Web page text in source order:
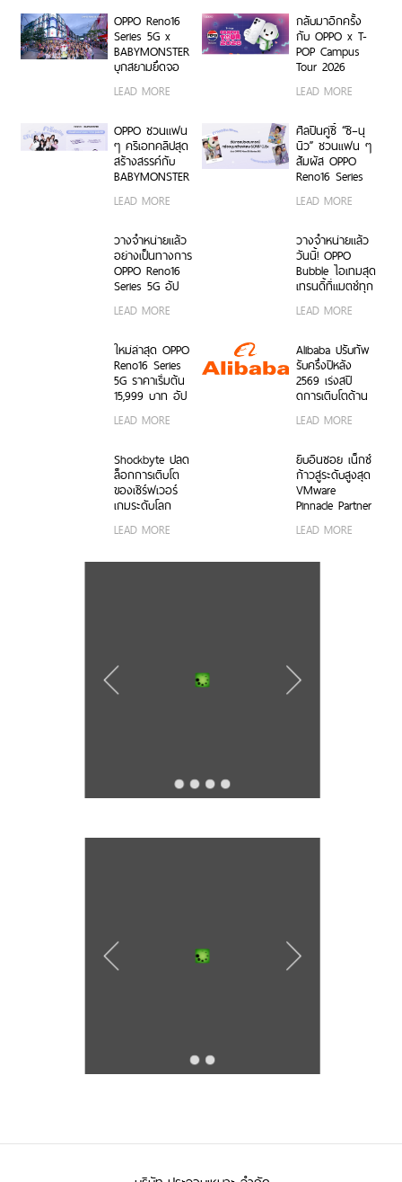
Platform ยก
ระดับการจัดการ
ข้อมูลสู่ยุค
Digital-First
Enterprise
OPPO Reno16
Series 5G x
BABYMONSTER
บุกสยามยึดจอ
บันดาลใจให้ทุก
เองได้เต็มที่ ผ่าน
OPPO K-POP
Star Random
Dance พร้อม
คลูซีฟ
LEAD MORE
กลับมาอีกครั้ง
กับ OPPO x T-
POP Campus
Tour 2026
สนุก บุก 6 รั้ว
ประเทศ ชวนเหล่า
นักศึกษา มา
Make Your
Moment กับ
Series 5G เร็ว ๆ
LEAD MORE
OPPO ชวนแฟน
ๆ ครีเอทคลิปสุด
สร้างสรรค์กับ
BABYMONSTER
คอนเสิร์ตโซน VIP
Edition Gift Box
สุดเอ็กซ์คลูซีฟ
ร่วมสนุกได้ตั้งแต่
6 ก.ค. – 17 ส.ค.
LEAD MORE
ศิลปินคู่ซี้ “ซี–นุ
นิว” ชวนแฟน ๆ
สัมผัส OPPO
Reno16 Series
Unbox พร้อม
กล้องมุมกว้าง
พิเศษ 50MP
0.6x เก็บทุก
โมเมนต์ โดดเด่น
LEAD MORE
วางจำหน่ายแล้ว
อย่างเป็นทางการ
OPPO Reno16
Series 5G อัป
กว้างพิเศษ
0.6x ถ่ายคนสวย
สีผิวเป็น
ธรรมชาติทั้งภาพ
นิ่งและวิดีโอ ใน
ราคาเริ่มต้นเพียง
15,999 บาท
สมนาคุณสุดคุ้ม
ค่า!
LEAD MORE
วางจำหน่ายแล้ว
วันนี้! OPPO
Bubble ไอเทมสุด
เทรนดี้ที่แมตช์ทุก
คุณสมบัติเด่น ใช้
งานได้ทั้งบนสมา
ร์ตโฟน OPPO
และระบบ iOS ใน
ราคา 2,999 บาท
LEAD MORE
ใหม่ล่าสุด OPPO
Reno16 Series
5G ราคาเริ่มต้น
15,999 บาท อัป
กว้างพิเศษ
สวยทั้งภาพและ
วิดีโอ พร้อม
ดีไซน์ดวงดาว 3
มิติ ครั้งแรกใน
LEAD MORE
Alibaba ปรับทัพ
รับครึ่งปีหลัง
2569 เร่งสปี
ดการเติบโตด้าน
ขององค์กร
และการขยาย
โครงสร้างพื้นฐาน
ทั่วโลก
LEAD MORE
Shockbyte ปลด
ล็อกการเติบโต
ของเซิร์ฟเวอร์
เกมระดับโลก
เซิร์ฟเวอร์
AMD
LEAD MORE
ยิบอินซอย เน็กซ์
ก้าวสู่ระดับสูงสุด
VMware
Pinnacle Partner
VMware by
อันดับหนึ่งของ
LEAD MORE